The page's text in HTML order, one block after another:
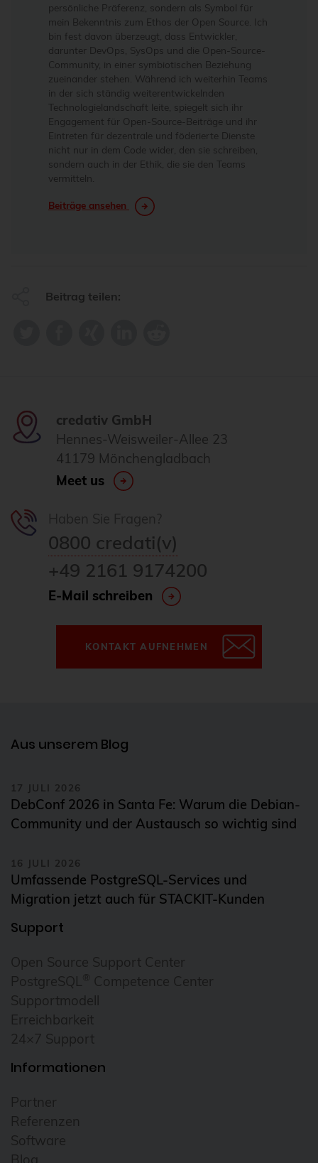
persönliche Präferenz, sondern als Symbol für
mein Bekenntnis zum Ethos der Open Source. Ich
bin fest davon überzeugt, dass Entwickler,
darunter DevOps, SysOps und die Open-Source-
Community, in einer symbiotischen Beziehung
zueinander stehen. Während ich weiterhin Teams
in der sich ständig weiterentwickelnden
Technologielandschaft leite, spiegelt sich ihr
Engagement für Open-Source-Beiträge und ihr
Eintreten für dezentrale und föderierte Dienste
nicht nur in dem Code wider, den sie schreiben,
sondern auch in der Ethik, die sie den Teams
vermitteln.
Beiträge ansehen
Beitrag teilen:
credativ GmbH
Hennes-Weisweiler-Allee 23
41179 Mönchengladbach
Meet us
0800 credati(v)
+49 2161 9174200
E-Mail schreiben
KONTAKT AUFNEHMEN
Aus unserem Blog
17 JULI 2026
DebConf 2026 in Santa Fe: Warum die Debian-
Community und der Austausch so wichtig sind
16 JULI 2026
Umfassende PostgreSQL-Services und
Migration jetzt auch für STACKIT-Kunden
Support
Open Source Support Center
PostgreSQL
® Competence Center
Supportmodell
Erreichbarkeit
24×7 Support
Informationen
Partner
Referenzen
Software
Blog